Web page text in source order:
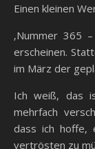
Einen kleinen
‚Nummer 365
erscheinen.
im März der
Ich weiß, das
mehrfach
dass ich hoffe,
vertrösten zu